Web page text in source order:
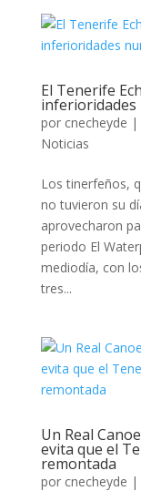
El Tenerife
inferioridades
por cnecheyde |
Noticias
Los tinerfeños,
no tuvieron su
aprovecharon
periodo El
mediodía, con
tres...
Un Real
evita que el
remontada
por cnecheyde |